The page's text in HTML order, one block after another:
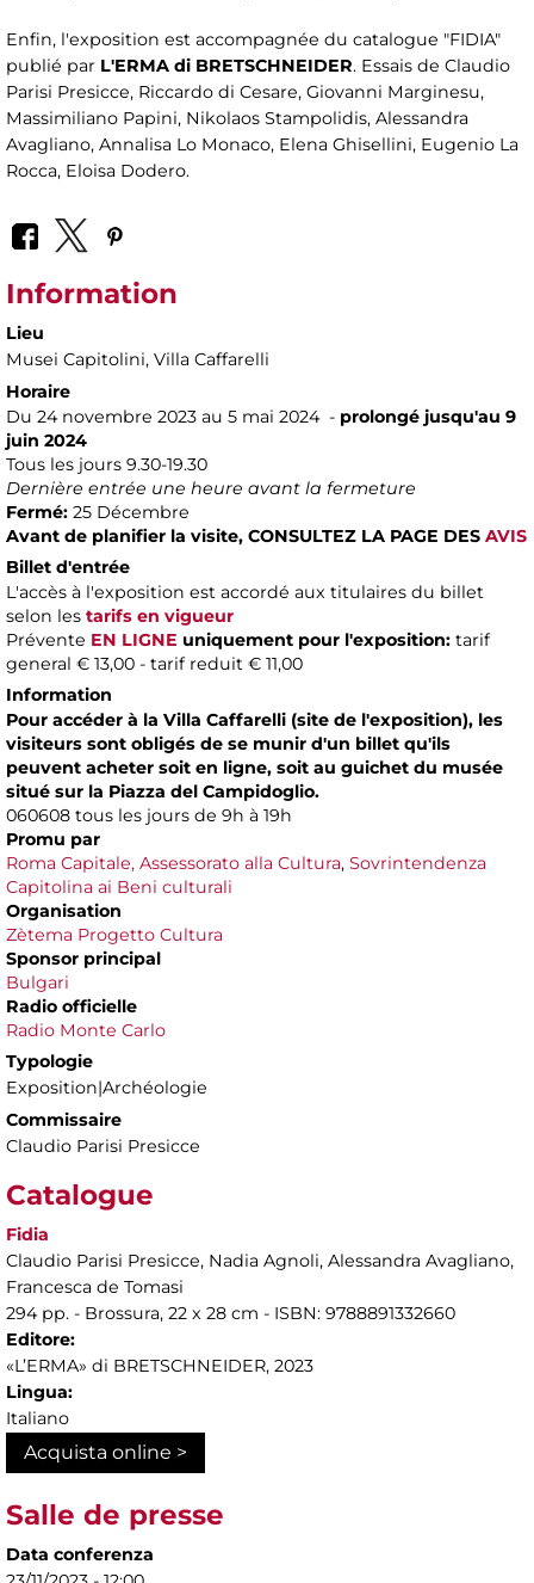
Enfin, l'exposition est accompagnée du catalogue "FIDIA"
publié par L'ERMA di BRETSCHNEIDER. Essais de Claudio
Parisi Presicce, Riccardo di Cesare, Giovanni Marginesu,
Massimiliano Papini, Nikolaos Stampolidis, Alessandra
Avagliano, Annalisa Lo Monaco, Elena Ghisellini, Eugenio La
Rocca, Eloisa Dodero.
Information
Lieu
Musei Capitolini, Villa Caffarelli
Horaire
Du 24 novembre 2023 au 5 mai 2024 - prolongé jusqu'au 9
juin 2024
Tous les jours 9.30-19.30
Dernière entrée une heure avant la fermeture
Fermé: 25 Décembre
Avant de planifier la visite, CONSULTEZ LA PAGE DES AVIS
Billet d'entrée
L'accès à l'exposition est accordé aux titulaires du billet
selon les tarifs en vigueur
Prévente EN LIGNE uniquement pour l'exposition: tarif
general € 13,00 - tarif reduit € 11,00
Information
Pour accéder à la Villa Caffarelli (site de l'exposition), les
visiteurs sont obligés de se munir d'un billet qu'ils
peuvent acheter soit en ligne, soit au guichet du musée
situé sur la Piazza del Campidoglio.
060608 tous les jours de 9h à 19h
Promu par
Roma Capitale, Assessorato alla Cultura, Sovrintendenza
Capitolina ai Beni culturali
Organisation
Zètema Progetto Cultura
Sponsor principal
Bulgari
Radio officielle
Radio Monte Carlo
Typologie
Exposition|Archéologie
Commissaire
Claudio Parisi Presicce
Catalogue
Fidia
Claudio Parisi Presicce, Nadia Agnoli, Alessandra Avagliano,
Francesca de Tomasi
294 pp. - Brossura, 22 x 28 cm - ISBN: 9788891332660
Editore:
«L’ERMA» di BRETSCHNEIDER, 2023
Lingua:
Italiano
Acquista online >
Salle de presse
Data conferenza